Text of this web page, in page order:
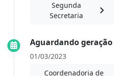
Segunda
Secretaria
Aguardando
01/03/2023
Coordenadoria de